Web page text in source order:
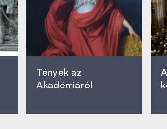
Tények az
Akadémiáról